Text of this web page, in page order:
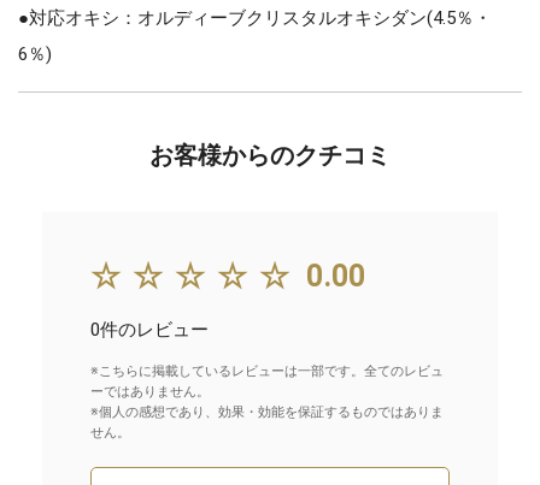
●対応オキシ：オルディーブクリスタルオキシダン(4.5％・
6％)
お客様からのクチコミ
☆☆☆☆☆ 0.00
0件のレビュー
※こちらに掲載しているレビューは一部です。全てのレビュ
ーではありません。
※個人の感想であり、効果・効能を保証するものではありま
せん。